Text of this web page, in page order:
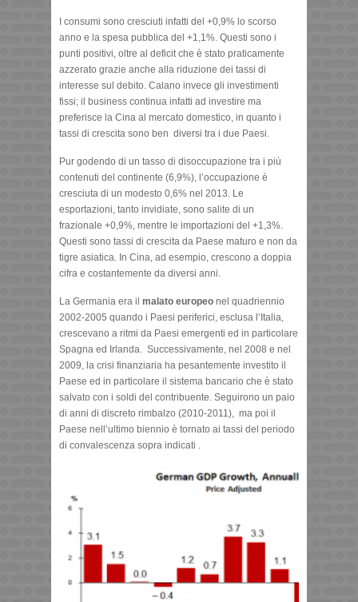
I consumi sono cresciuti infatti del +0,9% lo scorso
anno e la spesa pubblica del +1,1%. Questi sono i
punti positivi, oltre al deficit che è stato praticamente
azzerato grazie anche alla riduzione dei tassi di
interesse sul debito. Calano invece gli investimenti
fissi; il business continua infatti ad investire ma
preferisce la Cina al mercato domestico, in quanto i
tassi di crescita sono ben diversi tra i due Paesi.
Pur godendo di un tasso di disoccupazione tra i più
contenuti del continente (6,9%), l’occupazione è
cresciuta di un modesto 0,6% nel 2013. Le
esportazioni, tanto invidiate, sono salite di un
frazionale +0,9%, mentre le importazioni del +1,3%.
Questi sono tassi di crescita da Paese maturo e non da
tigre asiatica. In Cina, ad esempio, crescono a doppia
cifra e costantemente da diversi anni.
La Germania era il malato europeo nel quadriennio
2002-2005 quando i Paesi periferici, esclusa l’Italia,
crescevano a ritmi da Paesi emergenti ed in particolare
Spagna ed Irlanda. Successivamente, nel 2008 e nel
2009, la crisi finanziaria ha pesantemente investito il
Paese ed in particolare il sistema bancario che è stato
salvato con i soldi del contribuente. Seguirono un paio
di anni di discreto rimbalzo (2010-2011), ma poi il
Paese nell’ultimo biennio è tornato ai tassi del periodo
di convalescenza sopra indicati .